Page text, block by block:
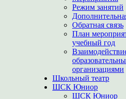
Режим занятий
Обратная связь
План
учебный год
организациями
Школьный театр
ШСК Юниор
ШСК Юниор